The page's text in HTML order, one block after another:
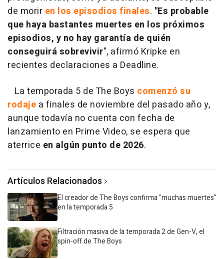
de morir en los episodios finales. "Es probable
que haya bastantes muertes en los próximos
episodios, y no hay garantía de quién
conseguirá sobrevivir", afirmó Kripke en
recientes declaraciones a Deadline.
La temporada 5 de The Boys comenzó su
rodaje a finales de noviembre del pasado año y,
aunque todavía no cuenta con fecha de
lanzamiento en Prime Video, se espera que
aterrice en algún punto de 2026.
Artículos Relacionados
El creador de The Boys confirma "muchas muertes"
en la temporada 5
Filtración masiva de la temporada 2 de Gen-V, el
spin-off de The Boys